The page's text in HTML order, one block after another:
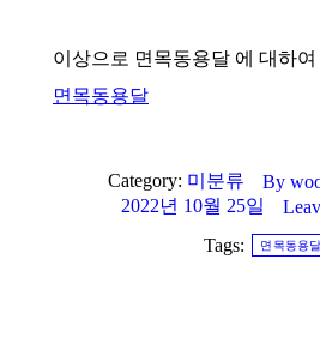
이상으로 면목동용달 에 대하
면목동용달
Category: 미분류 By
2022년 10월 25일
Tags:
면목동용달